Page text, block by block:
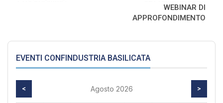
WEBINAR DI
APPROFONDIMENTO
EVENTI CONFINDUSTRIA BASILICATA
< Agosto 2026 >